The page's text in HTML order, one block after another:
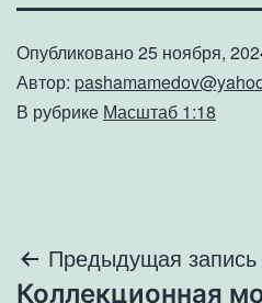
Опубликовано25 ноября,
Автор:
В рубрике Масштаб 1:18
Навигация
Предыдущая запись
Коллекционная